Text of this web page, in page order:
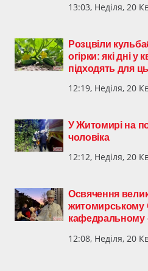
13:03, Неділя, 20
Розцвіли
огірки: які дні у
підходять для
12:19, Неділя, 20
У Житомирі на
чоловіка
12:12, Неділя, 20
Освячення
житомирському
кафедральному
12:08, Неділя, 20